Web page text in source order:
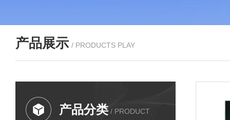
产品展示 / PRODUCTS PLAY
产品分类 / PRODUCT